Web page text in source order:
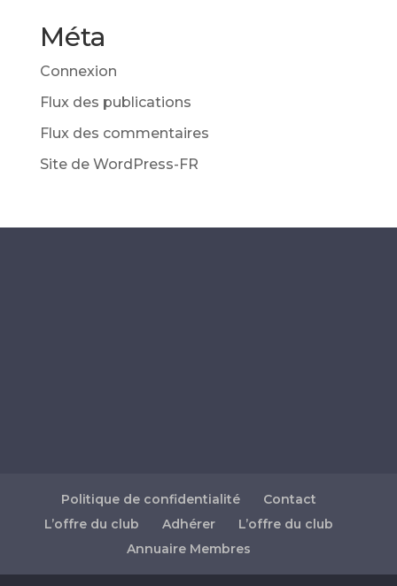
Méta
Connexion
Flux des publications
Flux des commentaires
Site de WordPress-FR
Politique de confidentialité
Contact
L’offre du club
Adhérer
L’offre du club
Annuaire Membres